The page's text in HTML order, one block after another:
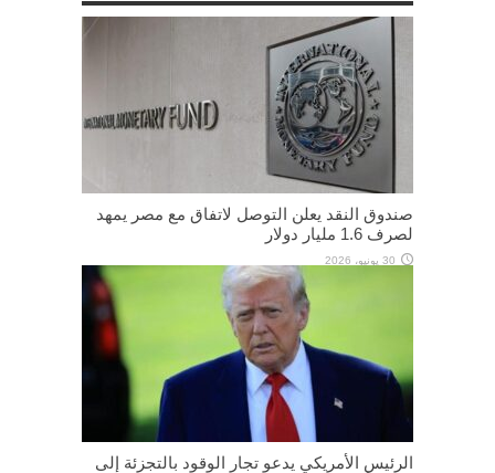
صندوق النقد يعلن التوصل لاتفاق مع مصر يمهد
لصرف 1.6 مليار دولار
30 يونيو، 2026
الرئيس الأمريكي يدعو تجار الوقود بالتجزئة إلى